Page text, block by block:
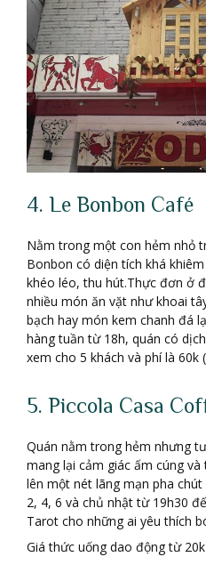
4. Le Bonbon Café
Nằm trong một con hẻm nhỏ
Bonbon có diện tích khá
khéo léo, thu hút.Thực đơn ở
nhiều món ăn vặt như khoai
bạch hay món kem chanh đá
hàng tuần từ 18h, quán có
xem cho 5 khách và phí là
5. Piccola Casa
Quán nằm trong hẻm nhưng
mang lại cảm giác ấm cúng
lên một nét lãng mạn pha
2, 4, 6 và chủ nhật từ 19h30
Tarot cho những ai yêu thích
Giá thức uống dao động từ